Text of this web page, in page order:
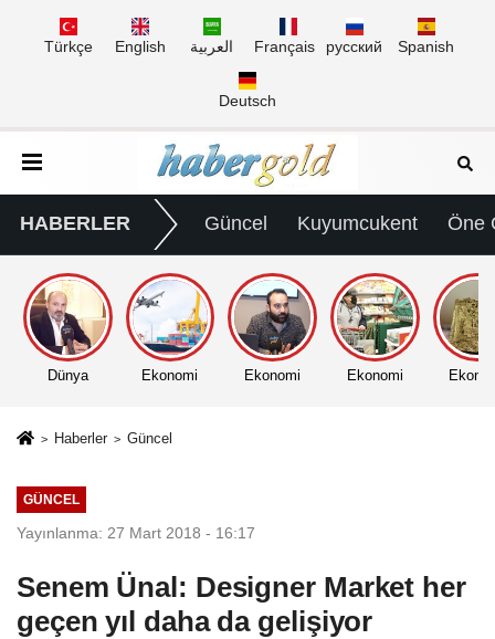
Türkçe English العربية Français русский Spanish
Deutsch
HABERLER Güncel Kuyumcukent Öne
Dünya Ekonomi Ekonomi Ekonomi
Haberler Güncel
GÜNCEL
Yayınlanma: 27 Mart 2018 - 16:17
Senem Ünal: Designer Market her
geçen yıl daha da gelişiyor